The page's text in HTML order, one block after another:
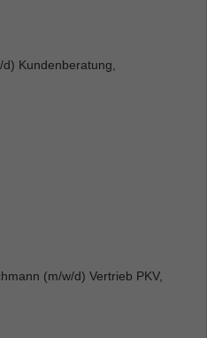
Kundenberatung,
(m/w/d) Vertrieb PKV,